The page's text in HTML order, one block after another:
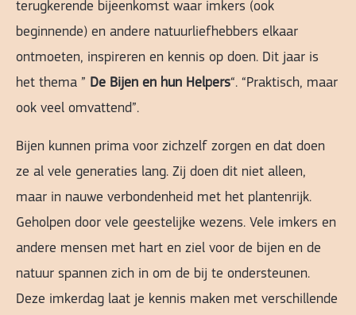
terugkerende bijeenkomst waar imkers (ook
beginnende) en andere natuurliefhebbers elkaar
ontmoeten, inspireren en kennis op doen. Dit jaar is
het thema ” De Bijen en hun Helpers“. “Praktisch, maar
ook veel omvattend”.
Bijen kunnen prima voor zichzelf zorgen en dat doen
ze al vele generaties lang. Zij doen dit niet alleen,
maar in nauwe verbondenheid met het plantenrijk.
Geholpen door vele geestelijke wezens. Vele imkers en
andere mensen met hart en ziel voor de bijen en de
natuur spannen zich in om de bij te ondersteunen.
Deze imkerdag laat je kennis maken met verschillende